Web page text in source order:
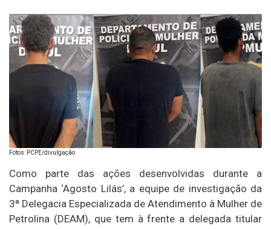
Fotos: PCPE/divulgação
Como parte das ações desenvolvidas durante a
Campanha ‘Agosto Lilás’, a equipe de investigação da
3ª Delegacia Especializada de Atendimento à Mulher de
Petrolina (DEAM), que tem à frente a delegada titular